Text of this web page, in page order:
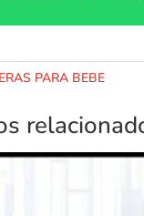
PARA BEBE